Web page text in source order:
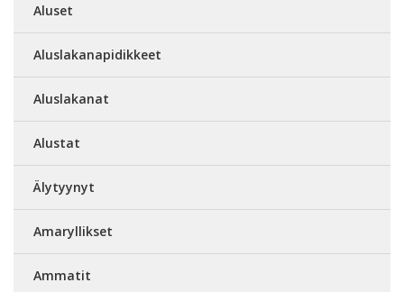
Aluset
Aluslakanapidikkeet
Aluslakanat
Alustat
Älytyynyt
Amaryllikset
Ammatit